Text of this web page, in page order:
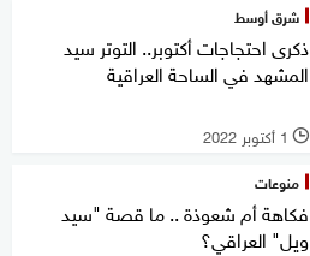
شرق أوسط
ذكرى احتجاجات أكتوبر.. التوتر سيد
المشهد في الساحة العراقية
l 1 أكتوبر 2022
منوعات
فكاهة أم شعوذة .. ما قصة "سيد
ويل" العراقي؟